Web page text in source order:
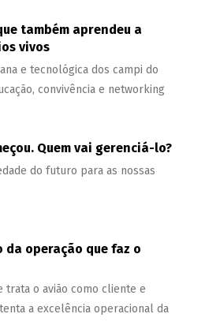
também aprendeu a
vivos
e tecnológica dos campi do
convivência e networking
Quem vai gerenciá-lo?
do futuro para as nossas
da operação que faz o
o avião como cliente e
a excelência operacional da